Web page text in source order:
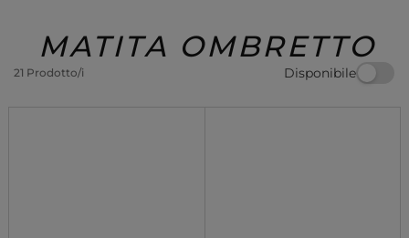
Regalo
MATITA OMBRETTO
21 Prodotto/i Disponibile